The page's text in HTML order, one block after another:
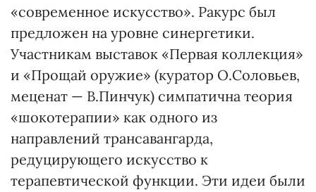
«современное искусство». Ракурс был
предложен на уровне синергетики.
Участникам выставок «Первая коллекция»
и «Прощай оружие» (куратор О.Соловьев,
меценат — В.Пинчук) симпатична теория
«шокотерапии» как одного из
направлений трансавангарда,
редуцирующего искусство к
терапевтической функции. Эти идеи были